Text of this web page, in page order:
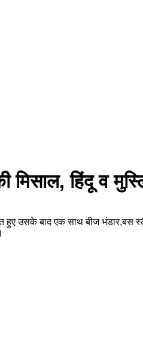
मिसाल, हिंदू व
हुए उसके बाद एक साथ बीज भंडार,बस